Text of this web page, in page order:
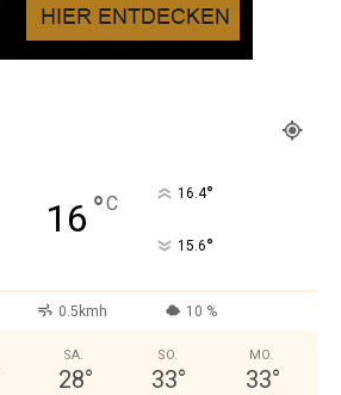
16 °C 16.4°
15.6°
0.5kmh 10 %
SA.
28°
SO.
33°
MO.
33°